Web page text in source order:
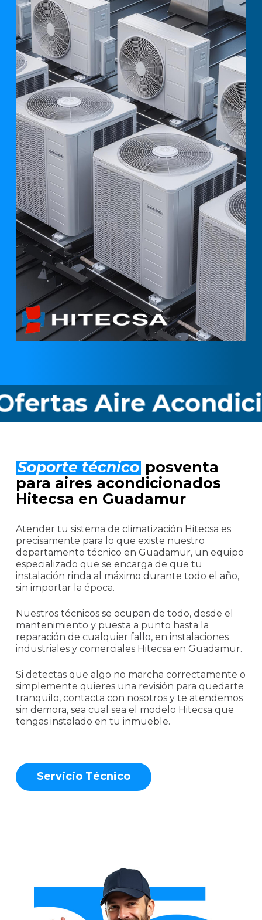
Aire
Soporte técnico posventa
para aires acondicionados
Hitecsa en Guadamur
Atender tu sistema de climatización Hitecsa es
precisamente para lo que existe nuestro
departamento técnico en Guadamur, un equipo
especializado que se encarga de que tu
instalación rinda al máximo durante todo el año,
sin importar la época.
Nuestros técnicos se ocupan de todo, desde el
mantenimiento y puesta a punto hasta la
reparación de cualquier fallo, en instalaciones
industriales y comerciales Hitecsa en Guadamur.
Si detectas que algo no marcha correctamente o
simplemente quieres una revisión para quedarte
tranquilo, contacta con nosotros y te atendemos
sin demora, sea cual sea el modelo Hitecsa que
tengas instalado en tu inmueble.
Servicio Técnico